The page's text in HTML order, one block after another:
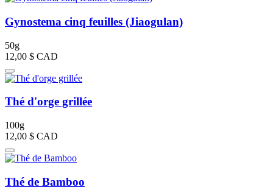
Gynostema cinq feuilles (Jiaogulan)
50g
12,00 $ CAD
Thé d'orge grillée
100g
12,00 $ CAD
Thé de Bamboo